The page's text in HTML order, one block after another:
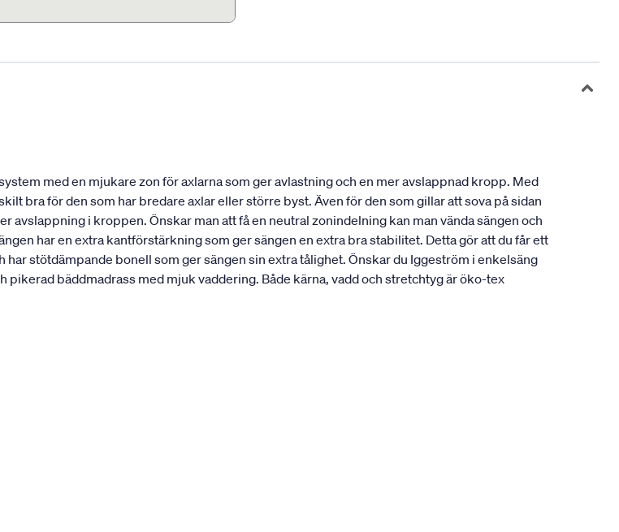
med en mjukare zon för axlarna som ger avlastning och en mer avslappnad kropp. Med
bra för den som har bredare axlar eller större byst. Även för den som gillar att sova på sidan
avslappning i kroppen. Önskar man att få en neutral zonindelning kan man vända sängen och
har en extra kantförstärkning som ger sängen en extra bra stabilitet. Detta gör att du får ett
stötdämpande bonell som ger sängen sin extra tålighet. Önskar du Iggeström i enkelsäng
bäddmadrass med mjuk vaddering. Både kärna, vadd och stretchtyg är öko-tex